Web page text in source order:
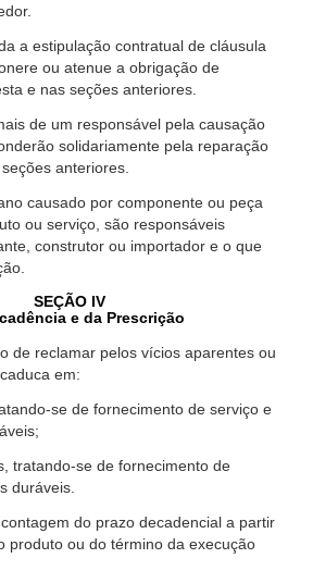
a estipulação contratual de cláusula
ou atenue a obrigação de
e nas seções anteriores.
de um responsável pela causação
solidariamente pela reparação
anteriores.
causado por componente ou peça
ou serviço, são responsáveis
construtor ou importador e o que
SEÇÃO IV
e da Prescrição
de reclamar pelos vícios aparentes ou
em:
se de fornecimento de serviço e
tratando-se de fornecimento de
duráveis.
do prazo decadencial a partir
produto ou do término da execução